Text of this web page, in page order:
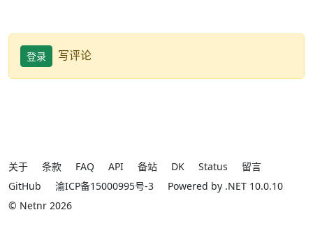
登录 写评论
关于 条款 FAQ API 备站 DK Status
留言
GitHub
渝ICP备15000995号-3
Powered by .NET 10.0.10
© Netnr 2026